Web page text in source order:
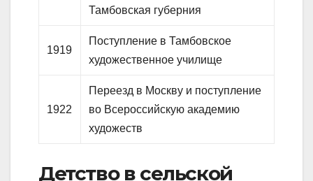
Тамбовская губерния
1919
Поступление в Тамбовское
художественное училище
1922
Переезд в Москву и поступление
во Всероссийскую академию
художеств
Детство в сельской